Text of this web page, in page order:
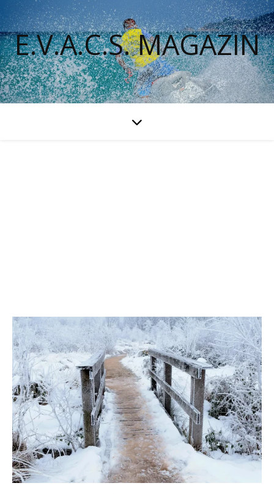
E.V.A.C.S. MAGAZIN